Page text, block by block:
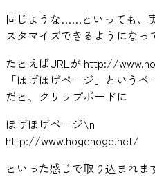
同じような……といっても、
スタマイズできるようになっ
たとえばURLが http://
「ほげほげページ」という
だと、クリップボードに
ほげほげページ\n
http://www.hogehoge.net/
といった感じで取り込まれま